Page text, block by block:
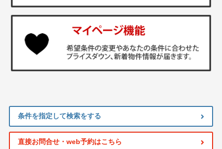
条件を指定して検索をする
直接お問合せ・web予約はこちら